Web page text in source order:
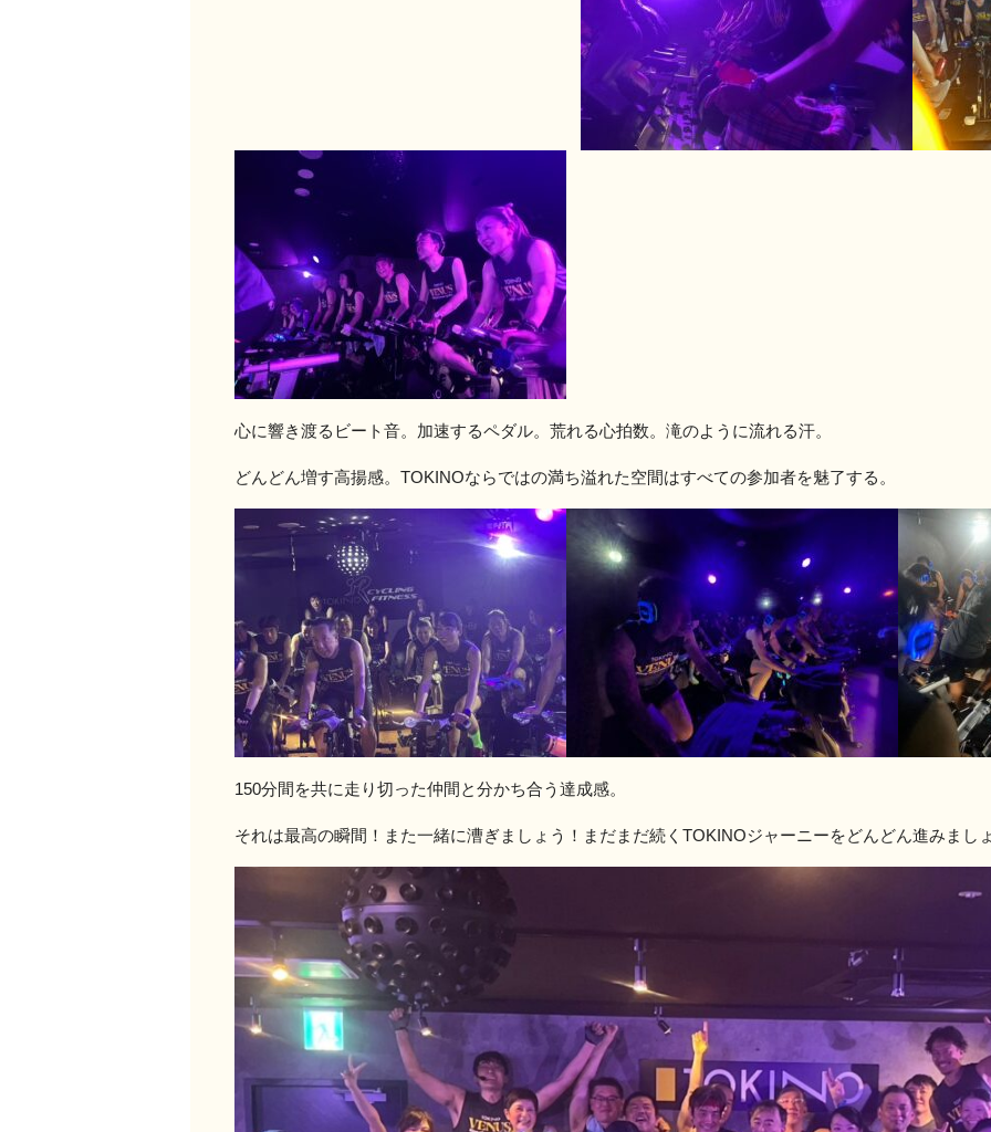
心に響き渡るビート音。加速するペダル。荒れる心拍数。滝のように流れる汗。
どんどん増す高揚感。TOKINOならではの満ち溢れた空間はすべての参加者を魅了する。
150分間を共に走り切った仲間と分かち合う達成感。
それは最高の瞬間！また一緒に漕ぎましょう！まだまだ続くTOKINOジャーニーをどんどん進みまし